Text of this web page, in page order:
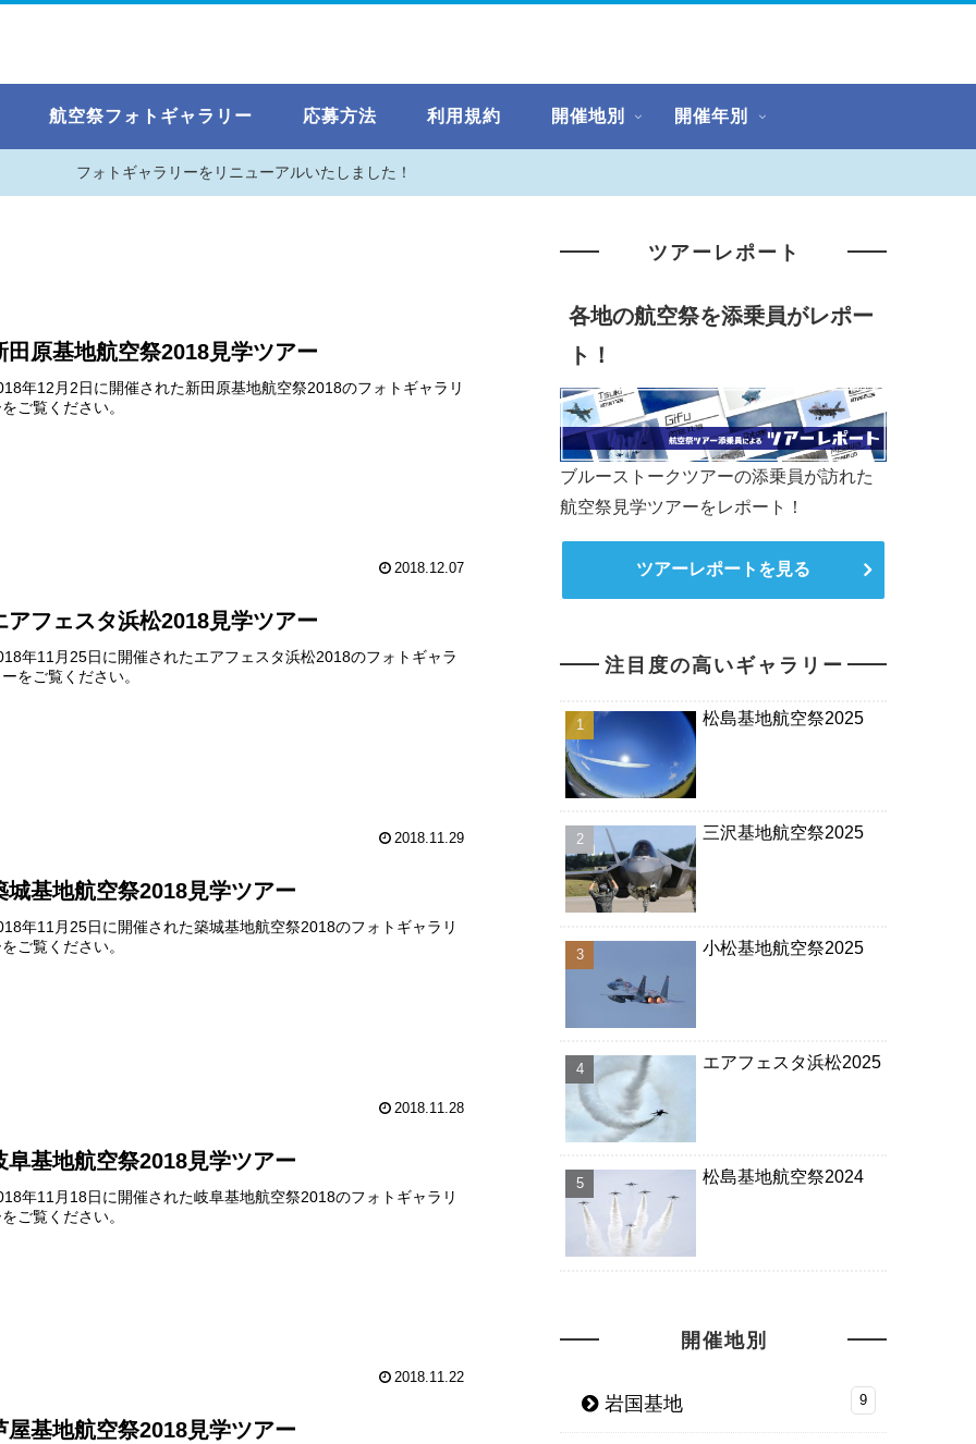
航空祭フォトギャラリー 応募方法 利用規約 開催地別 開催年別
フォトギャラリーをリニューアルいたしました！
田原基地航空祭2018見学ツアー
年12月2日に開催された新田原基地航空祭2018のフォトギャラリ
ご覧ください。
2018.12.07
アフェスタ浜松2018見学ツアー
年11月25日に開催されたエアフェスタ浜松2018のフォトギャラ
をご覧ください。
2018.11.29
城基地航空祭2018見学ツアー
年11月25日に開催された築城基地航空祭2018のフォトギャラリ
ご覧ください。
2018.11.28
阜基地航空祭2018見学ツアー
年11月18日に開催された岐阜基地航空祭2018のフォトギャラリ
ご覧ください。
2018.11.22
屋基地航空祭2018見学ツアー
ツアーレポート
各地の航空祭を添乗員がレポー
ト！
ブルーストークツアーの添乗員が訪れた
航空祭見学ツアーをレポート！
ツアーレポートを見る
注目度の高いギャラリー
松島基地航空祭2025
三沢基地航空祭2025
小松基地航空祭2025
エアフェスタ浜松2025
松島基地航空祭2024
開催地別
岩国基地 9